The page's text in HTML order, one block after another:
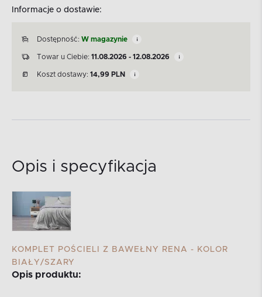
Informacje o dostawie:
Dostępność: W magazynie
Towar u Ciebie: 11.08.2026 - 12.08.2026
Koszt dostawy: 14,99 PLN
Opis i specyfikacja
KOMPLET POŚCIELI Z BAWEŁNY RENA - KOLOR
BIAŁY/SZARY
Opis produktu: